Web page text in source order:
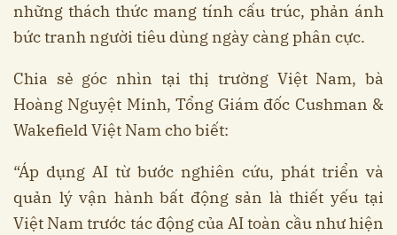
những thách thức mang tính cấu trúc, phản ánh
bức tranh người tiêu dùng ngày càng phân cực.
Chia sẻ góc nhìn tại thị trường Việt Nam, bà
Hoàng Nguyệt Minh, Tổng Giám đốc Cushman &
Wakefield Việt Nam cho biết:
“Áp dụng AI từ bước nghiên cứu, phát triển và
quản lý vận hành bất động sản là thiết yếu tại
Việt Nam trước tác động của AI toàn cầu như hiện